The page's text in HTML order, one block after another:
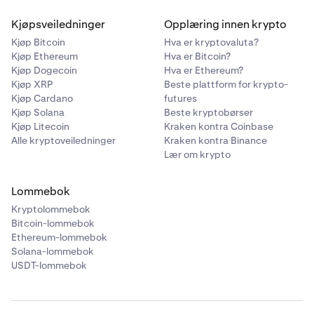
Kjøpsveiledninger
Kjøp Bitcoin
Kjøp Ethereum
Kjøp Dogecoin
Kjøp XRP
Kjøp Cardano
Kjøp Solana
Kjøp Litecoin
Alle kryptoveiledninger
Opplæring innen krypto
Hva er kryptovaluta?
Hva er Bitcoin?
Hva er Ethereum?
Beste plattform for krypto-
futures
Beste kryptobørser
Kraken kontra Coinbase
Kraken kontra Binance
Lær om krypto
Lommebok
Kryptolommebok
Bitcoin-lommebok
Ethereum-lommebok
Solana-lommebok
USDT-lommebok